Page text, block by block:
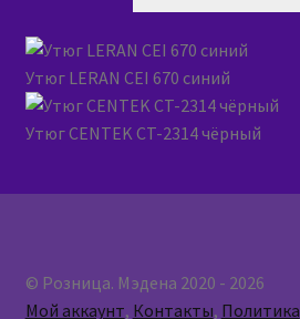
Утюг LERAN CEI 670 синий
Утюг CENTEK CT-2314 чёрный
© Розница. Мэдена 2020 - 2026
Мой аккаунт, Контакты, Политика